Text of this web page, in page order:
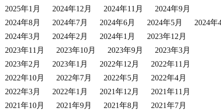
2025年1月
2024年12月 2024年11月
2024年9月
2024年8月
2024年7月 2024年6月 2024年5月
2024年
2024年3月
2024年2月 2024年1月
2023年12月
2023年11月
2023年10月 2023年9月
2023年3月
2023年2月
2023年1月 2022年12月
2022年11月
2022年10月
2022年7月 2022年5月
2022年4月
2022年3月
2022年1月 2021年12月
2021年11月
2021年10月
2021年9月 2021年8月
2021年7月